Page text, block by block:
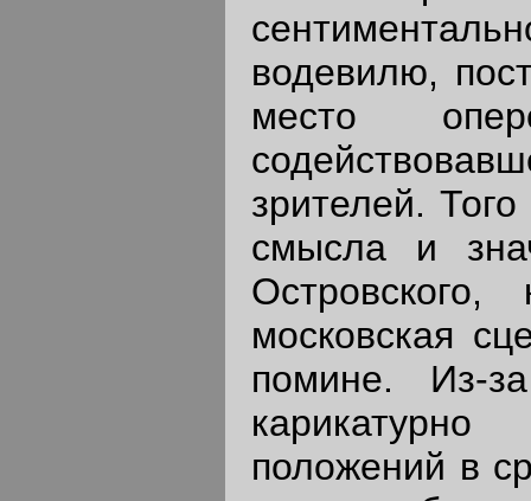
водевилю,
место
зрителей.
смысла и
Островского,
московская
помине. Из-
положений в